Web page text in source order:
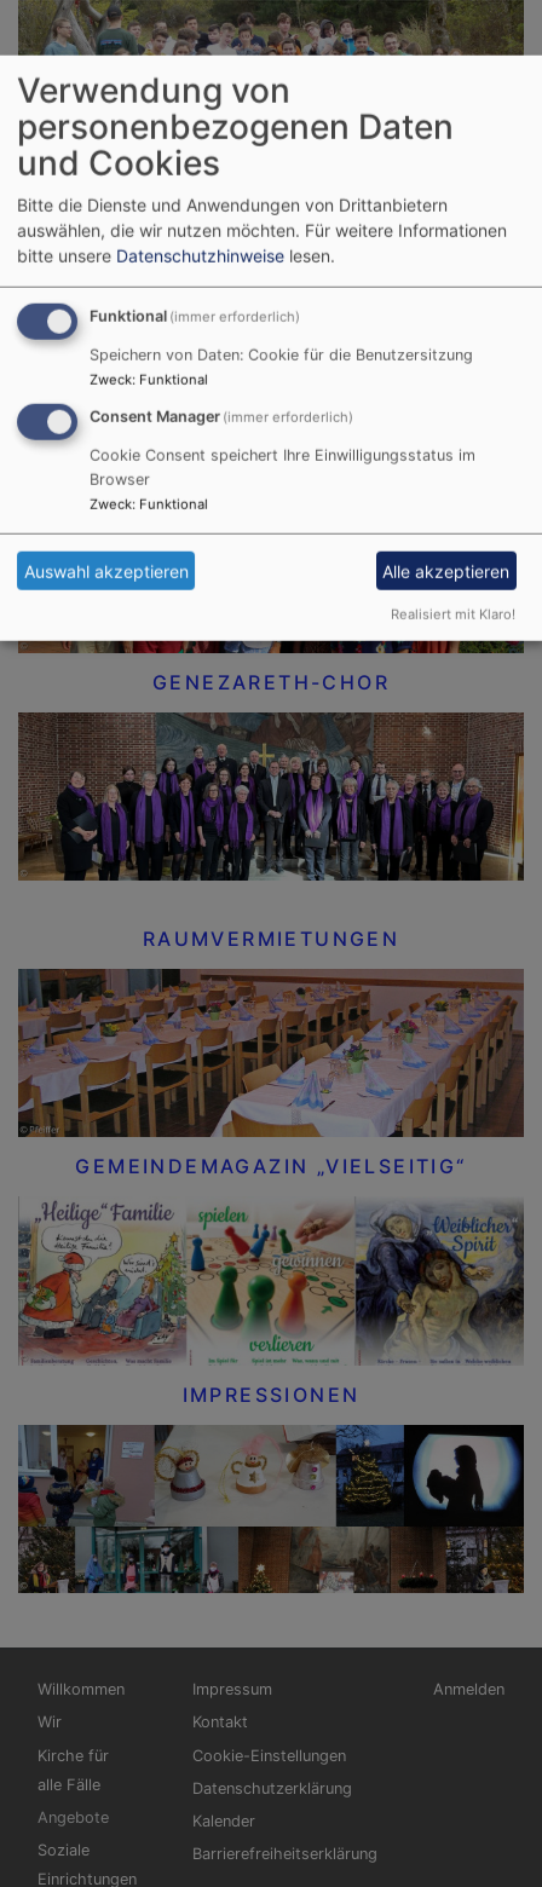
FÜR ERWACHSENE
FÜR SENIORINNEN UND SENIOREN
GENEZARETH-CHOR
RAUMVERMIETUNGEN
GEMEINDEMAGAZIN „VIELSEITIG“
IMPRESSIONEN
Hauptnavigation
Willkommen
Wir
Kirche für
alle Fälle
Angebote
Soziale
Einrichtungen
Fußbereichsmenü
Impressum
Kontakt
Cookie-Einstellungen
Datenschutzerklärung
Kalender
Barrierefreiheitserklärung
Anmelden
Verwendung von
personenbezogenen Daten
und Cookies
Bitte die Dienste und Anwendungen von Drittanbietern
auswählen, die wir nutzen möchten. Für weitere Informationen
bitte unsere Datenschutzhinweise lesen.
Funktional (immer erforderlich)
Speichern von Daten: Cookie für die Benutzersitzung
Zweck: Funktional
Consent Manager (immer erforderlich)
Cookie Consent speichert Ihre Einwilligungsstatus im
Browser
Zweck: Funktional
Auswahl akzeptieren Alle akzeptieren
Realisiert mit Klaro!